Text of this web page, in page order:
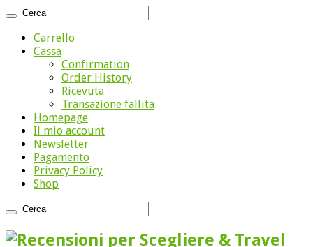
Carrello
Cassa
Confirmation
Order History
Ricevuta
Transazione fallita
Homepage
Il mio account
Newsletter
Pagamento
Privacy Policy
Shop